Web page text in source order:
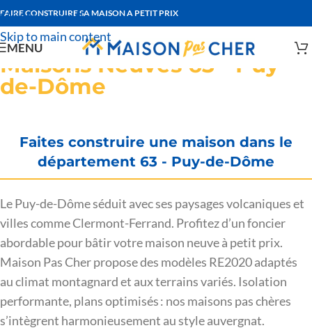
Skip to navigation
Skip to main content
FAIRE CONSTRUIRE SA MAISON A PETIT PRIX
MENU
Maisons Neuves 63 - Puy-
de-Dôme
Faites construire une maison dans le
département 63 - Puy-de-Dôme
Le Puy-de-Dôme séduit avec ses paysages volcaniques et
villes comme Clermont-Ferrand. Profitez d’un foncier
abordable pour bâtir votre maison neuve à petit prix.
Maison Pas Cher propose des modèles RE2020 adaptés
au climat montagnard et aux terrains variés. Isolation
performante, plans optimisés : nos maisons pas chères
s’intègrent harmonieusement au style auvergnat.